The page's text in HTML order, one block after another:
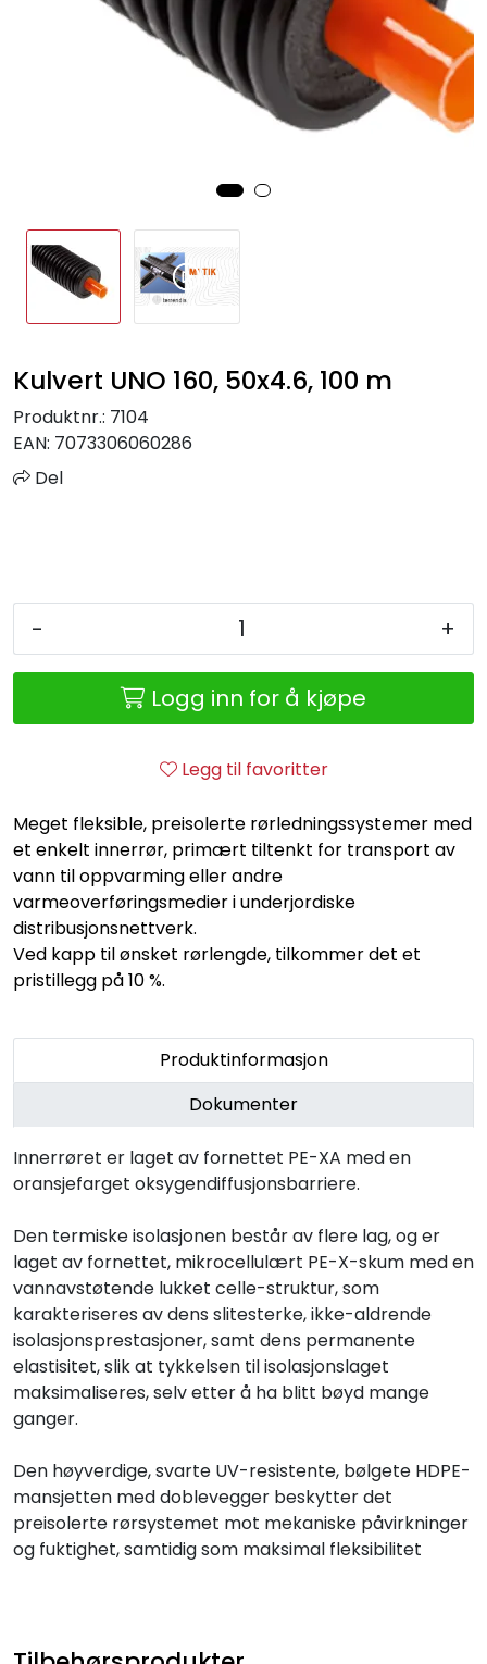
Kulvert UNO 160, 50x4.6, 100 m
Produktnr.: 7104
EAN: 7073306060286
Del
- +
Logg inn for å kjøpe
Legg til favoritter
Meget fleksible, preisolerte rørledningssystemer med
et enkelt innerrør, primært tiltenkt for transport av
vann til oppvarming eller andre
varmeoverføringsmedier i underjordiske
distribusjonsnettverk.
Ved kapp til ønsket rørlengde, tilkommer det et
pristillegg på 10 %.
Produktinformasjon
Dokumenter
Innerrøret er laget av fornettet PE-XA med en
oransjefarget oksygendiffusjonsbarriere.
Den termiske isolasjonen består av flere lag, og er
laget av fornettet, mikrocellulært PE-X-skum med en
vannavstøtende lukket celle-struktur, som
karakteriseres av dens slitesterke, ikke-aldrende
isolasjonsprestasjoner, samt dens permanente
elastisitet, slik at tykkelsen til isolasjonslaget
maksimaliseres, selv etter å ha blitt bøyd mange
ganger.
Den høyverdige, svarte UV-resistente, bølgete HDPE-
mansjetten med doblevegger beskytter det
preisolerte rørsystemet mot mekaniske påvirkninger
og fuktighet, samtidig som maksimal fleksibilitet
Varmeanlegg
Outlet
Utgått av sortiment
Kontakt oss